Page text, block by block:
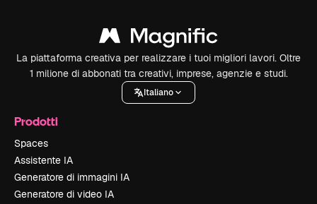
La piattaforma creativa per realizzare i tuoi migliori lavori. Oltre
1 milione di abbonati tra creativi, imprese, agenzie e studi.
Italiano
Prodotti
Spaces
Assistente IA
Generatore di immagini IA
Generatore di video IA